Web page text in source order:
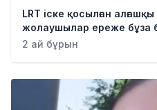
LRT іске қосылған
жолаушылар ереже бұза
2 ай бұрын